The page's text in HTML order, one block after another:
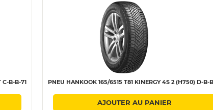
C-B-B-71 PNEU HANKOOK 165/6515 T81 KINERGY 4S 2 (H750) D-B-
AJOUTER AU PANIER